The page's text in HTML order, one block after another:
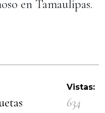
en Tamaulipas.
Vistas:
634